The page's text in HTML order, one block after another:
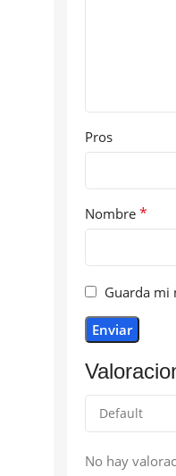
No hay
Pros
Nombre *
Guarda mi